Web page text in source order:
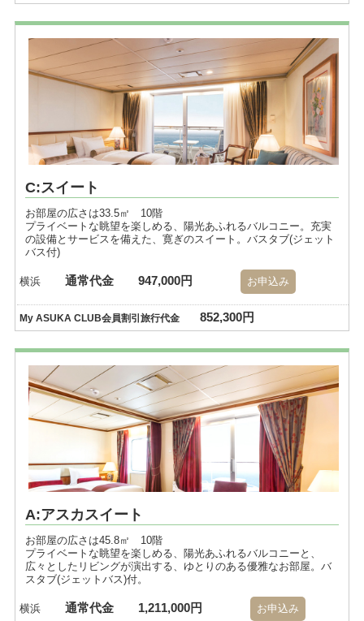
C:スイート
お部屋の広さは33.5㎡ 10階
プライベートな眺望を楽しめる、陽光あふれるバルコニー。充実
の設備とサービスを備えた、寛ぎのスイート。バスタブ(ジェット
バス付)
横浜 通常代金 947,000円 お申込み
My ASUKA CLUB会員割引旅行代金 852,300円
A:アスカスイート
お部屋の広さは45.8㎡ 10階
プライベートな眺望を楽しめる、陽光あふれるバルコニーと、
広々としたリビングが演出する、ゆとりのある優雅なお部屋。バ
スタブ(ジェットバス)付。
横浜 通常代金 1,211,000円 お申込み